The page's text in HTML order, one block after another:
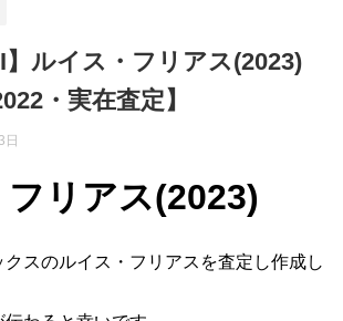
】ルイス・フリアス(2023)
・実在査定】
日
リアス(2023)
クスのルイス・フリアスを査定し作成し